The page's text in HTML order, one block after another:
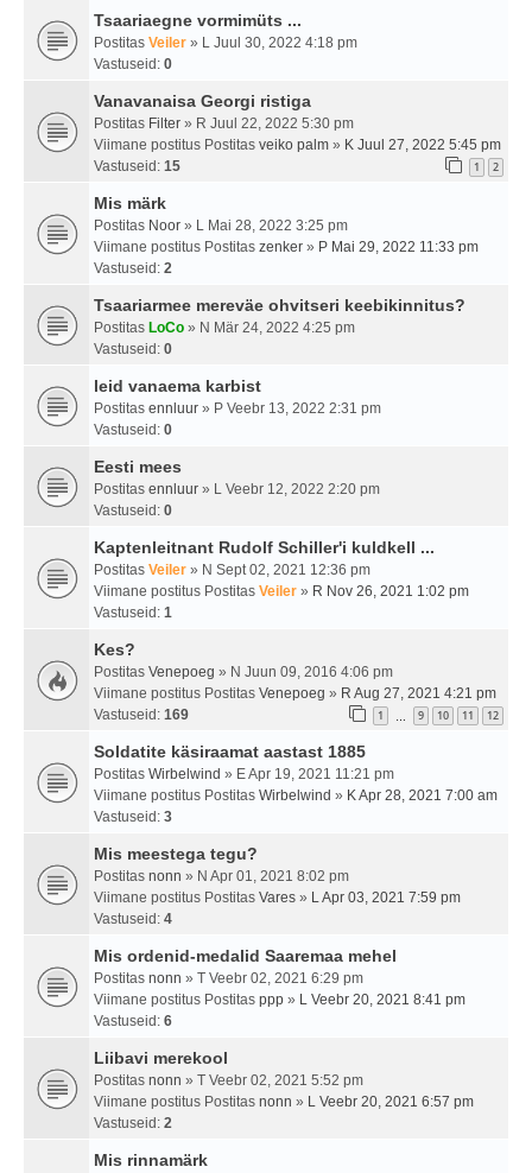
Tsaariaegne vormimüts ...
Postitas Veiler » L Juul 30, 2022 4:18 pm
Vastuseid: 0
Vanavanaisa Georgi ristiga
Postitas Filter » R Juul 22, 2022 5:30 pm
Viimane postitus Postitas veiko palm » K Juul 27, 2022 5:45 pm
Vastuseid: 15 1 2
Mis märk
Postitas Noor » L Mai 28, 2022 3:25 pm
Viimane postitus Postitas zenker » P Mai 29, 2022 11:33 pm
Vastuseid: 2
Tsaariarmee mereväe ohvitseri keebikinnitus?
Postitas LoCo » N Mär 24, 2022 4:25 pm
Vastuseid: 0
leid vanaema karbist
Postitas ennluur » P Veebr 13, 2022 2:31 pm
Vastuseid: 0
Eesti mees
Postitas ennluur » L Veebr 12, 2022 2:20 pm
Vastuseid: 0
Kaptenleitnant Rudolf Schiller'i kuldkell ...
Postitas Veiler » N Sept 02, 2021 12:36 pm
Viimane postitus Postitas Veiler » R Nov 26, 2021 1:02 pm
Vastuseid: 1
Kes?
Postitas Venepoeg » N Juun 09, 2016 4:06 pm
Viimane postitus Postitas Venepoeg » R Aug 27, 2021 4:21 pm
Vastuseid: 169 1 9 10 11 12
Soldatite käsiraamat aastast 1885
Postitas Wirbelwind » E Apr 19, 2021 11:21 pm
Viimane postitus Postitas Wirbelwind » K Apr 28, 2021 7:00 am
Vastuseid: 3
Mis meestega tegu?
Postitas nonn » N Apr 01, 2021 8:02 pm
Viimane postitus Postitas Vares » L Apr 03, 2021 7:59 pm
Vastuseid: 4
Mis ordenid-medalid Saaremaa mehel
Postitas nonn » T Veebr 02, 2021 6:29 pm
Viimane postitus Postitas ppp » L Veebr 20, 2021 8:41 pm
Vastuseid: 6
Liibavi merekool
Postitas nonn » T Veebr 02, 2021 5:52 pm
Viimane postitus Postitas nonn » L Veebr 20, 2021 6:57 pm
Vastuseid: 2
Mis rinnamärk